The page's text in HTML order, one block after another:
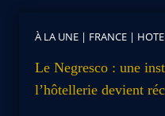
À LA UNE | FRANCE |
Le Negresco : une
l’hôtellerie devient